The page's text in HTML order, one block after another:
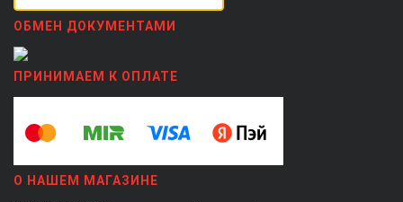
ОБМЕН ДОКУМЕНТАМИ
ПРИНИМАЕМ К ОПЛАТЕ
О НАШЕМ МАГАЗИНЕ